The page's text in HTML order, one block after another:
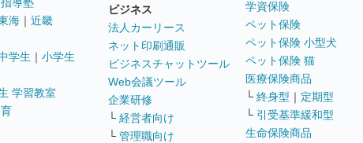
海 ｜ 近畿
学生 ｜ 小学生
学習教室
ビジネス
法人カーリース
ネット印刷通販
ビジネスチャットツール
Web会議ツール
企業研修
└ 経営者向け
└ 管理職向け
学資保険
ペット保険
ペット保険 小型犬
ペット保険 猫
医療保険商品
└ 終身型 ｜ 定期型
└ 引受基準緩和型
生命保険商品